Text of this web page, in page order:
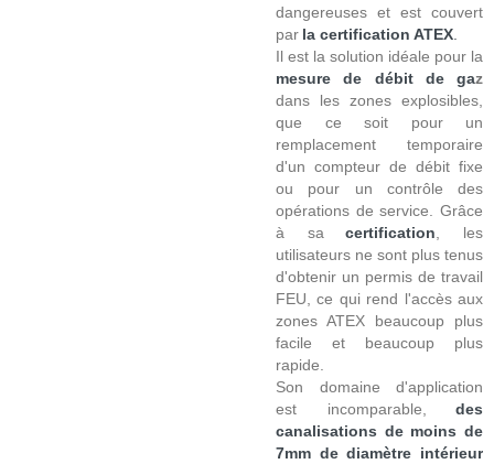
dangereuses et est couvert
par la certification ATEX
Il est la solution idéale pour la
mesure de débit de gaz
dans les zones explosibles,
que ce soit pour un
remplacement temporaire
d'un compteur de débit fixe
ou pour un contrôle des
opérations de service. Grâce
à sa
certification , les
utilisateurs ne sont plus tenus
d'obtenir un permis de travail
FEU, ce qui rend l'accès aux
zones ATEX beaucoup plus
facile et beaucoup plus
rapide.
Son domaine d'application
est incomparable,
des
canalisations de moins de
7mm de diamètre intérieur